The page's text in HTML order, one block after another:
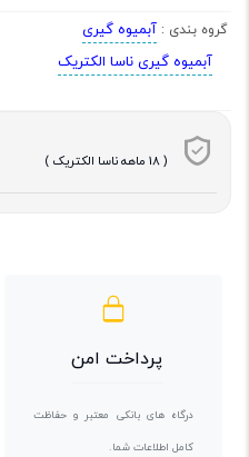
گروه بندی : آبمیوه گیری
آبمیوه گیری ناسا الکتریک
( 18 ماهه ناسا الکتریک )
پرداخت امن
درگاه های بانکی معتبر و حفاظت
کامل اطلاعات شما.